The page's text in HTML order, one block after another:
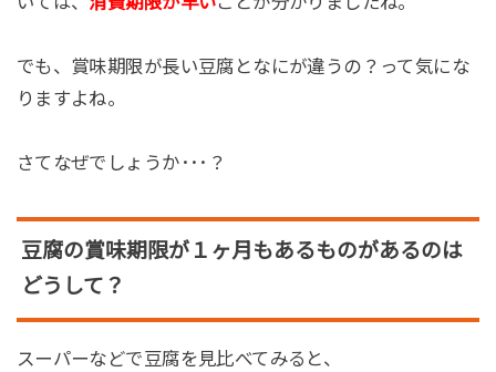
でも、賞味期限が長い豆腐となにが違うの？って気にな
りますよね。
さてなぜでしょうか･･･？
豆腐の賞味期限が１ヶ月もあるものがあるのは
どうして？
スーパーなどで豆腐を見比べてみると、